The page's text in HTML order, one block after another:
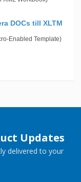
DOCs till XLTM
Enabled Template)
Updates
delivered to your